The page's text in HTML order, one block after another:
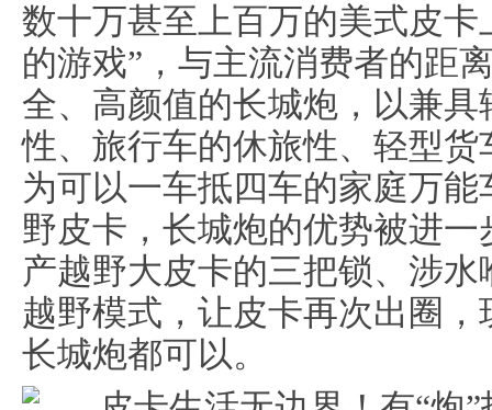
数十万甚至上百万的美式皮
的游戏”，与主流消费者的距
全、高颜值的长城炮，以兼
性、旅行车的休旅性、轻型
为可以一车抵四车的家庭万
野皮卡，长城炮的优势被进
产越野大皮卡的三把锁、涉
越野模式，让皮卡再次出圈
长城炮都可以。